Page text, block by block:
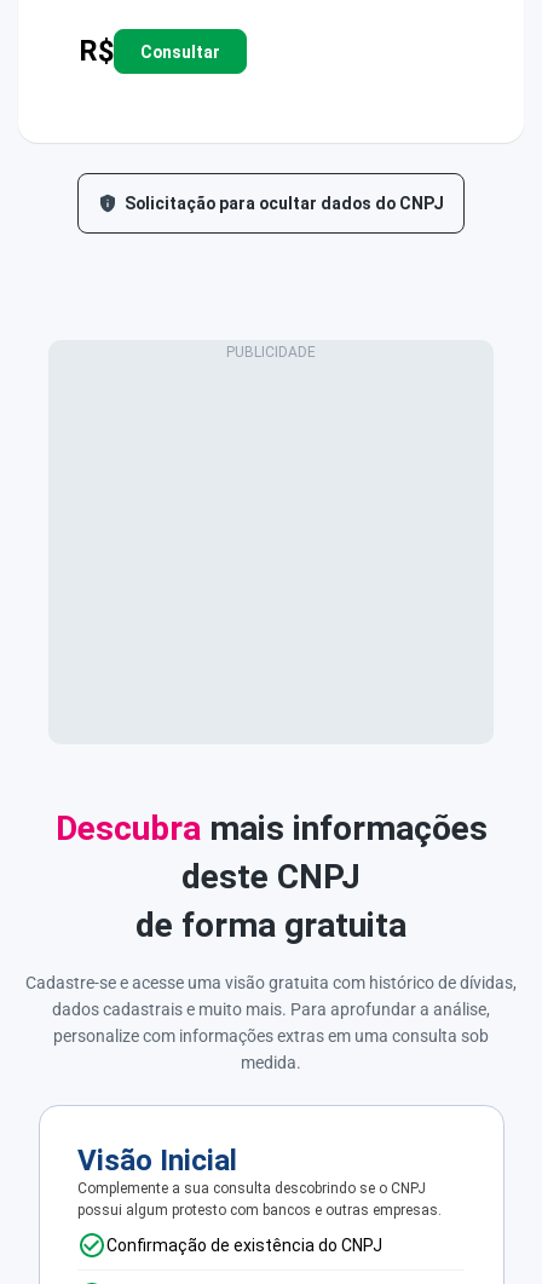
R$ Consultar
Solicitação para ocultar dados do CNPJ
Descubra mais informações
deste CNPJ
de forma gratuita
Cadastre-se e acesse uma visão gratuita com histórico de dívidas,
dados cadastrais e muito mais. Para aprofundar a análise,
personalize com informações extras em uma consulta sob
medida.
Visão Inicial
Complemente a sua consulta descobrindo se o CNPJ
possui algum protesto com bancos e outras empresas.
Confirmação de existência do CNPJ